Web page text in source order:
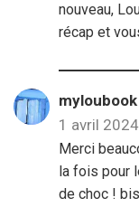
nouveau,
récap et
myloubook
1 avril
Merci
la fois pour
de choc !